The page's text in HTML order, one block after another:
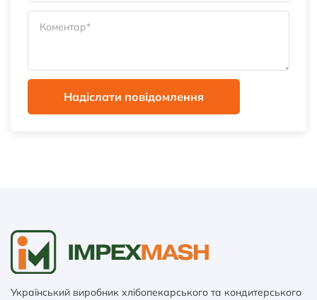
Надіслати повідомлення
Український виробник хлібопекарського та кондитерського